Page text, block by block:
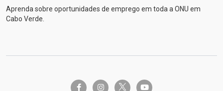
Aprenda sobre oportunidades de emprego em toda a ONU em
Cabo Verde.
facebook-finstagramtwitter-x youtube